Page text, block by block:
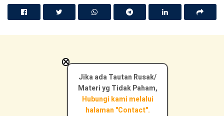
Jika ada Tautan Rusak/
Materi yg Tidak Paham,
Hubungi kami melalui
halaman "Contact".
×